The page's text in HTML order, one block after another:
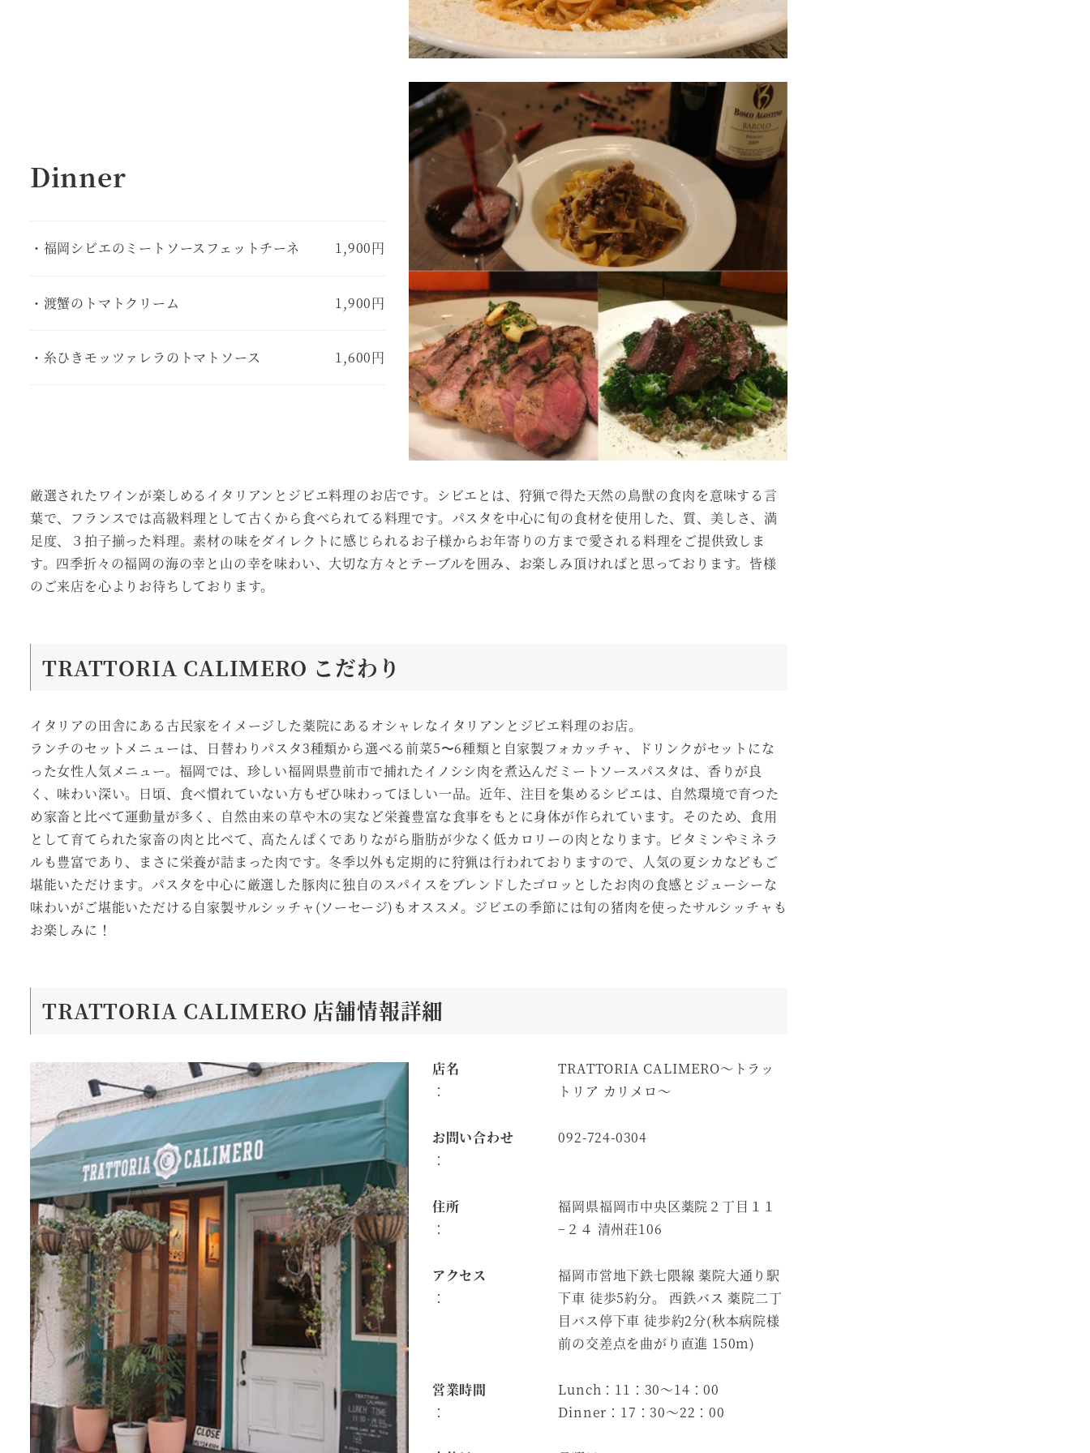
Dinner
・福岡シビエのミートソースフェットチーネ 1,900円
・渡蟹のトマトクリーム 1,900円
・糸ひきモッツァレラのトマトソース 1,600円
厳選されたワインが楽しめる イタリアンとジビエ料理のお店です。シビエとは、狩猟で得た天然の鳥獣の食肉を意味する言
葉で、フランスでは高級料理として古くから食べられてる料理です。パスタを中心に旬の食材を使用した、質、美しさ、満
足度、３拍子揃った料理。素材の味をダイレクトに感じられるお子様からお年寄りの方まで愛される料理をご提供致しま
す。四季折々の福岡の海の幸と山の幸を味わい、大切な方々とテーブルを囲み、お楽しみ頂ければと思っております。皆様
のご来店を心よりお待ちしております。
TRATTORIA CALIMERO こだわり
イタリアの田舎にある古民家をイメージした薬院にあるオシャレな イタリアンとジビエ料理のお店。
ランチのセットメニューは、日替わりパスタ3種類から選べる前菜5〜6種類と自家製フォカッチャ、ドリンクがセットにな
った女性人気メニュー。福岡では、珍しい福岡県豊前市で捕れたイノシシ肉を煮込んだミートソースパスタは、香りが良
く、味わい深い。日頃、食べ慣れていない方もぜひ味わってほしい一品。近年、注目を集めるシビエは、自然環境で育つた
め家畜と比べて運動量が多く、自然由来の草や木の実など栄養豊富な食事をもとに身体が作られています。そのため、食用
として育てられた家畜の肉と比べて、高たんぱくでありながら脂肪が少なく低カロリーの肉となります。ビタミンやミネラ
ルも豊富であり、まさに栄養が詰まった肉です。冬季以外も定期的に狩猟は行われておりますので、人気の夏シカなどもご
堪能いただけます。パスタを中心に厳選した豚肉に独自のスパイスをブレンドしたゴロッとしたお肉の食感とジューシーな
味わいがご堪能いただける自家製サルシッチャ(ソーセージ)もオススメ。ジビエの季節には旬の猪肉を使ったサルシッチャも
お楽しみに！
TRATTORIA CALIMERO 店舗情報詳細
店名
：
TRATTORIA CALIMERO～トラッ
トリア カリメロ～
お問い合わせ
：
092-724-0304
住所
：
福岡県福岡市中央区薬院２丁目１１
−２４ 清州荘106
アクセス
：
福岡市営地下鉄七隈線 薬院大通り駅
下車 徒歩5約分。 西鉄バス 薬院二丁
目バス停下車 徒歩約2分(秋本病院様
前の交差点を曲がり直進 150m)
営業時間
：
Lunch：11：30～14：00
Dinner：17：30～22：00